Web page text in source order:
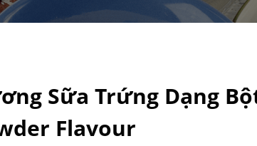
Sữa Trứng Dạng
Flavour